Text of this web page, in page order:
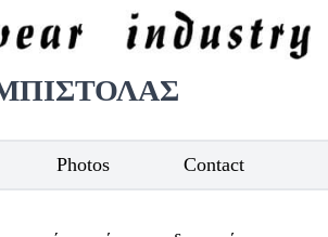
Photos Contact